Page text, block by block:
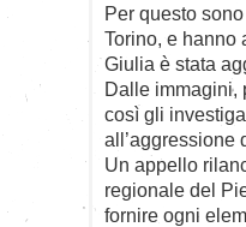
Per questo
Torino, e hanno
Giulia è stata
Dalle immagini,
così gli
all’aggressione
Un appello
regionale del
fornire ogni